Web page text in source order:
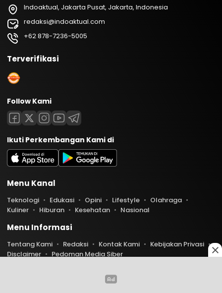
0
Indoaktual, Jakarta Pusat, Jakarta, Indonesia
redaksi@indoaktual.com
+62 878-7236-5005
Terverifikasi
Follow Kami
Ikuti Perkembangan Kami di
Menu Kanal
Teknologi Edukasi Opini Lifestyle
Olahraga
Kuliner
Hiburan Kesehatan Nasional
Menu Informasi
Tentang Kami Redaksi Kontak Kami
Kebijakan Privasi
Disclaimer
Pedoman Media Siber